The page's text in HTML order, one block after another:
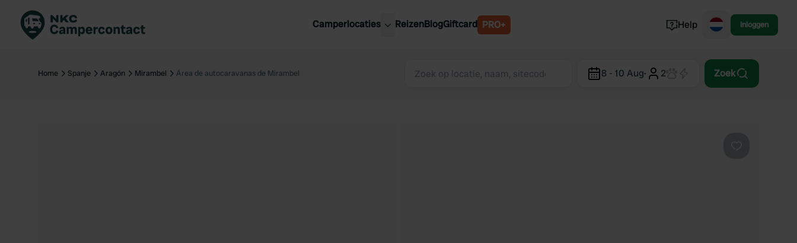
Camperlocaties
Nederland
Nederland
Luxemburg
Portugal
ReizenBlogGiftcard PRO+ Help Inloggen
Home Spanje Aragón Mirambel Área de autocaravanas de Mirambel 8 - 10 Aug· 2 Zoek